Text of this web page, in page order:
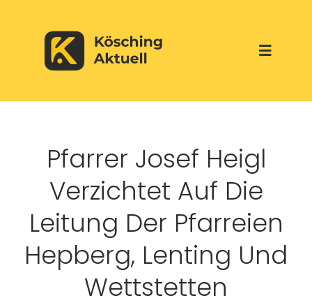
content
Toggle
Aktuelles
Über uns
Werbepartner
Veranstaltungen
Pfarrer Josef Heigl
Verzichtet Auf Die
Leitung Der Pfarreien
Hepberg, Lenting Und
Wettstetten